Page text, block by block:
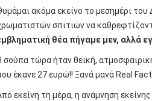
ακόμα εκείνο το μεσημέρι
σπιτιών να
θέα πήγαμε μεν, αλλά
σούπα τώρα ήταν θεϊκή,
έκανε 27 ευρώ!! Ξανά μανά Real
εκείνη τη μέρα, η ανάμνηση